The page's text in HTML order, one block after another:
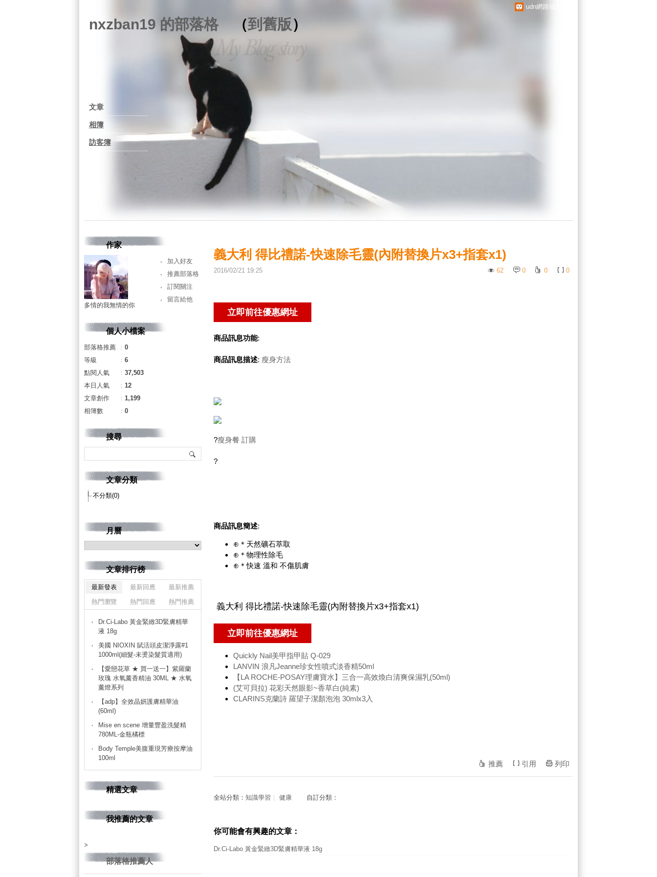
udn網路城邦
nxzban19 的部落格（到舊版）
文章
相簿
訪客簿
義大利 得比禮諾-快速除毛靈(內附替換片x3+指套x1)
2016/02/21 19:25 62 0 0 0
商品訊息功能:
商品訊息描述: 瘦身方法
?瘦身餐 訂購
?
商品訊息簡述:
⊕＊天然礦石萃取
⊕＊物理性除毛
⊕＊快速 溫和 不傷肌膚
Quickly Nail美甲指甲貼 Q-029
LANVIN 浪凡Jeanne珍女性噴式淡香精50ml
【LA ROCHE-POSAY理膚寶水】三合一高效煥白清爽保濕乳(50ml)
(艾可貝拉) 花彩天然眼影~香草白(純素)
CLARINS克蘭詩 羅望子潔顏泡泡 30mlx3入
推薦 引用 列印
全站分類： 知識學習 健康 自訂分類：
你可能會有興趣的文章：
Dr.Ci-Labo 黃金緊緻3D緊膚精華液 18g
作家
加入好友
推薦部落格
訂閱關注
留言給他
多情的我無情的你
個人小檔案
部落格推薦 ： 0
等級
： 6
點閱人氣
： 37,503
本日人氣
： 12
文章創作
： 1,199
相簿數
： 0
搜尋
文章分類
不分類(0)
月曆
文章排行榜
最新發表 最新回應
最新推薦
熱門瀏覽
熱門回應 熱門推薦
Dr.Ci-Labo 黃金緊緻3D緊膚精華
液 18g
美國 NIOXIN 賦活頭皮潔淨露#1
1000ml(細髮-未燙染髮質適用)
【愛戀花草 ★ 買一送一】紫羅蘭
玫瑰 水氧薰香精油 30ML ★ 水氧
薰燈系列
【adp】全效晶妍護膚精華油
(60ml)
Mise en scene 增量豐盈洗髮精
780ML-金瓶橘標
Body Temple美腹重現芳療按摩油
100ml
精選文章
我推薦的文章
>
部落格推薦人